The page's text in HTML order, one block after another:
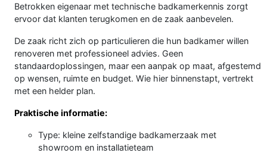
Betrokken eigenaar met technische badkamerkennis zorgt
ervoor dat klanten terugkomen en de zaak aanbevelen.
De zaak richt zich op particulieren die hun badkamer willen
renoveren met professioneel advies. Geen
standaardoplossingen, maar een aanpak op maat, afgestemd
op wensen, ruimte en budget. Wie hier binnenstapt, vertrekt
met een helder plan.
Praktische informatie:
Type: kleine zelfstandige badkamerzaak met
showroom en installatieteam